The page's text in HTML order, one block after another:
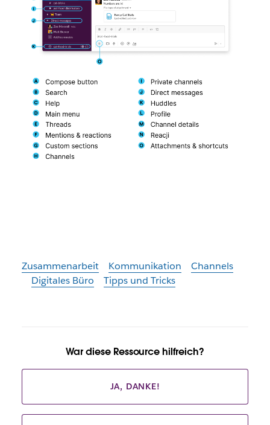
Zusammenarbeit Kommunikation
Channels
Digitales Büro
Tipps und Tricks
War diese Ressource hilfreich?
JA, DANKE!